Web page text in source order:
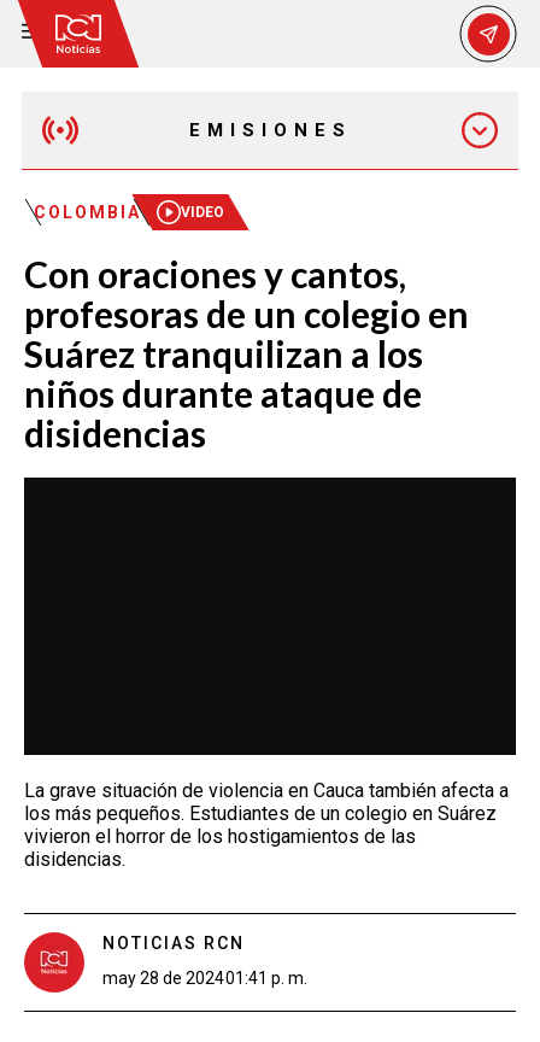
EMISIONES
MAÑANA EXPRESS
EMISIÓN 12:30 PM
EMISIÓN 7:00 PM
EMISIÓN 11:30 PM
COLOMBIA VIDEO
Con oraciones y cantos,
profesoras de un colegio en
Suárez tranquilizan a los
niños durante ataque de
disidencias
La grave situación de violencia en Cauca también afecta a
los más pequeños. Estudiantes de un colegio en Suárez
vivieron el horror de los hostigamientos de las
disidencias.
NOTICIAS RCN
may 28 de 202401:41 p. m.